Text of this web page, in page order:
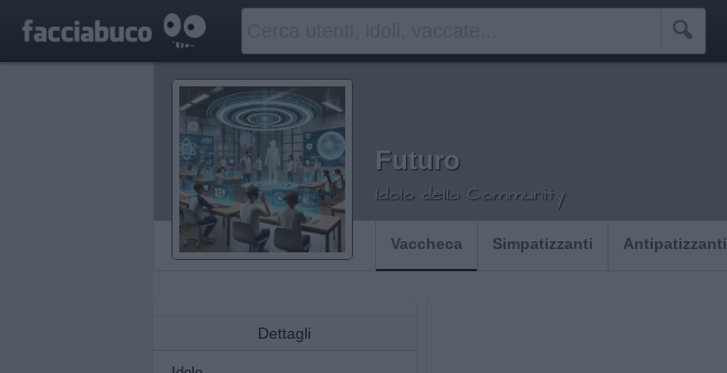

Futuro
Idolo della Community
Vaccheca Simpatizzanti Antipatizzanti
Dettagli